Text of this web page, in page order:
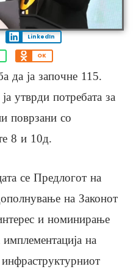
LinkedIn
OK
да ја започне 115.
утврди потребата за
поврзани со
8 и 10д.
се Предлогот на
на Законот
и номинирање
на